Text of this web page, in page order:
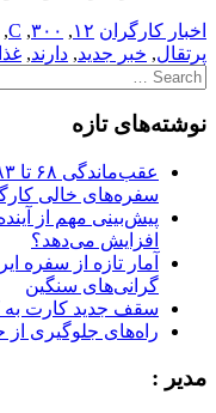
اخبار کارگران ۱۲, ۳۰۰,
C
,
پرتقال, خبر جدید, دارند,
Search
for:
نوشته‌های تازه
سفره‌های خالی
پیش‌بینی مهم از
افزایش می‌دهد؟
آمار تازه از سفره
گرانی‌های سنگین
سقف جدید کارت به
راه‌های جلوگیری از
مدیر :